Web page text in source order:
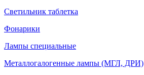
Светильник таблетка
Фонарики
Лампы специальные
Металлогалогенные лампы (МГЛ, ДРИ)